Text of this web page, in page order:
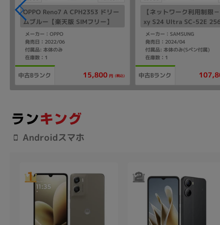
OPPO Reno7 A CPH2353 ドリー
ムブルー【楽天版 SIMフリー】
メーカー：OPPO
発売日：2022/06
付属品: 本体のみ
在庫数：1
中古Bランク 15,800 円 (税込)
【ネットワーク利用制限
xy S24 Ultra SC-52E
タニウムバイオレット【
版 SIMフリー】
メーカー：SAMSUNG
発売日：2024/04
付属品: 本体のみ(Sペン付属)
在庫数：1
中古Bランク
Androidスマホ